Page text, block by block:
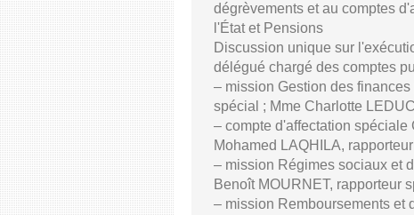
dégrèvements et au comptes
l'État et Pensions
Discussion unique sur
délégué chargé des comptes
– mission Gestion des
spécial ; Mme Charlotte
– compte d'affectation spéciale
Mohamed LAQHILA,
– mission Régimes sociaux et
Benoît MOURNET, rapporteur
– mission Remboursements et